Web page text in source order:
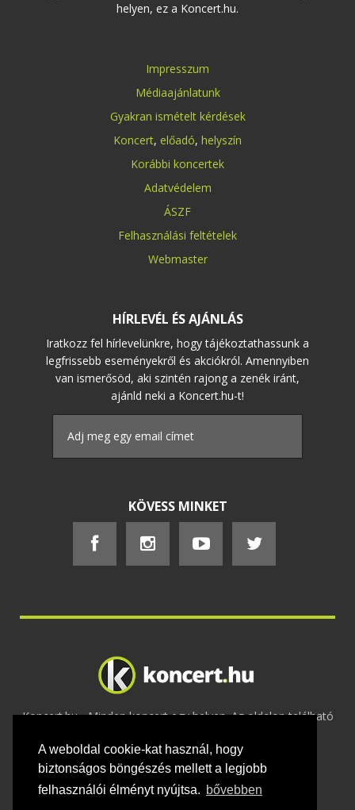
A weboldal cookie-kat használ, hogy
biztonságos böngészés mellett a legjobb
felhasználói élményt nyújtsa. bővebben
helyen, ez a Koncert.hu.
Impresszum
Médiaajánlatunk
Gyakran ismételt kérdések
Koncert, előadó, helyszín
Korábbi koncertek
Adatvédelem
ÁSZF
Felhasználási feltételek
Webmaster
HÍRLEVÉL ÉS AJÁNLÁS
Iratkozz fel hírlevelünkre, hogy tájékoztathassunk a
legfrissebb eseményekről és akciókról. Amennyiben
van ismerősöd, aki szintén rajong a zenék iránt,
ajánld neki a Koncert.hu-t!
KÖVESS MINKET
Koncert.hu - Minden koncert egy helyen. Az oldalon található
2020 Adatvédelem-ÁSZF-Felhasználási
feltételek-Webmaster- Kapcsolat és üzenet küldés